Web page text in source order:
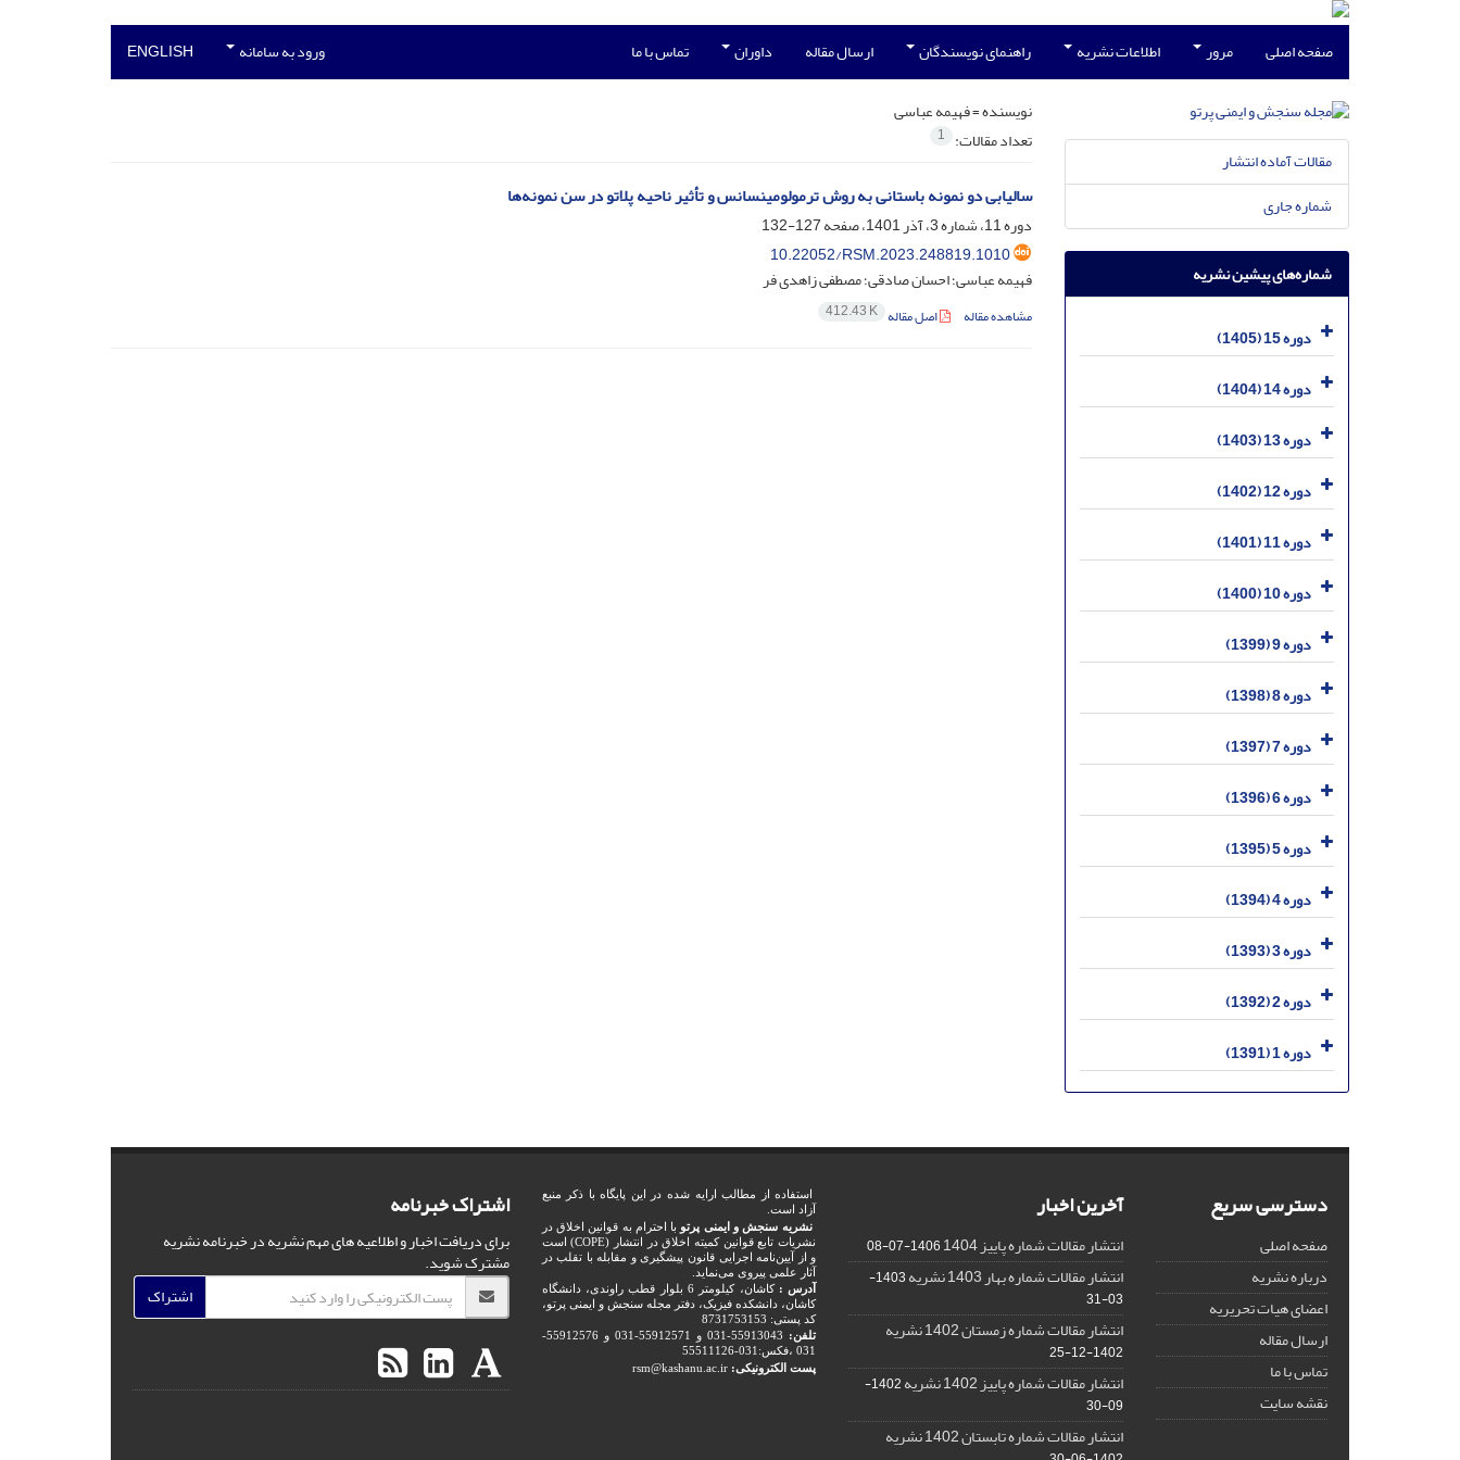
صفحه اصلی مرور اطلاعات نشریه راهنمای نویسندگان ارسال مقاله داوران تماس با ما ورود به سامانه ENGLISH
نویسنده =فهیمه عباسی
تعداد مقالات: 1
سالیابی دو نمونه باستانی به روش ترمولومینسانس و تأثیر ناحیه پلاتو در سن نمونه‌ها
دوره 11، شماره 3، آذر 1401، صفحه
127-132
10.22052/RSM.2023.248819.1010
فهیمه عباسی؛ احسان صادقی؛ مصطفی زاهدی فر
مشاهده مقاله اصل مقاله 412.43 K
مقالات آماده انتشار
شماره جاری
شماره‌های پیشین نشریه
دوره 15 (1405)
دوره 14 (1404)
دوره 13 (1403)
دوره 12 (1402)
دوره 11 (1401)
دوره 10 (1400)
دوره 9 (1399)
دوره 8 (1398)
دوره 7 (1397)
دوره 6 (1396)
دوره 5 (1395)
دوره 4 (1394)
دوره 3 (1393)
دوره 2 (1392)
دوره 1 (1391)
دسترسی سریع
صفحه اصلی
درباره نشریه
اعضای هیات تحریریه
ارسال مقاله
تماس با ما
نقشه سایت
آخرین اخبار
انتشار مقالات شماره پاییز 1404 1406-07-08
انتشار مقالات شماره بهار 1403 نشریه
1403-
03-31
انتشار مقالات شماره زمستان 1402 نشریه
1402-12-25
انتشار مقالات شماره پاییز 1402 نشریه
1402-
09-30
انتشار مقالات شماره تابستان 1402 نشریه
استفاده از مطالب ارایه شده در این پایگاه با ذکر منبع
آزاد است.
نشریه سنجش و ایمنی پرتو با احترام به قوانین اخلاق در
نشریات تابع قوانین کمیته اخلاق در انتشار (COPE) است
و از آیین‌نامه اجرایی قانون پیشگیری و مقابله با تقلب در
آثار علمی پیروی می‌نماید.
آدرس :
کاشان، کیلومتر 6 بلوار قطب راوندی، دانشگاه
کاشان، دانشکده فیزیک، دفتر مجله سنجش و ایمنی پرتو،
کد پستی: 8731753153
تلفن:
55913043-031 و 55912571-031 و 55912576-
031 ،فکس:031-55511126
پست الکترونیکی: rsm@kashanu.ac.ir
اشتراک خبرنامه
برای دریافت اخبار و اطلاعیه های مهم نشریه در خبرنامه نشریه
مشترک شوید.
اشتراک